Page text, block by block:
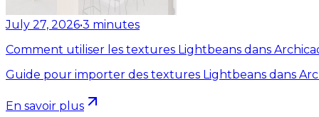
July 27, 2026•3 minutes
Comment utiliser les textures Lightbeans dans
Guide pour importer des textures Lightbeans dans
En savoir plus